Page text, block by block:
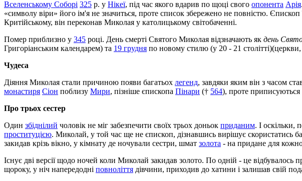
Вселенському Соборі 325 р. у Нікеї, під час якого вдарив по щоці свого опонента Арія
«символу віри» його ім'я не значиться, проте список збережено не повністю. Єпископ
Критійському, він переконав Миколая у католицькому світобаченні.
Помер приблизно у 345 році. День смерті Святого Миколая відзначають як день
Григоріанським календарем) та 19 грудня по новому стилю (у 20 - 21
Чудеса
Діяння Миколая стали причиною появи багатьох легенд, завдяки яким він з часом
монастиря Сіон поблизу Мири, пізніше єпископа Пінари († 564), проте
Про трьох сестер
Один збіднілий чоловік не міг забезпечити своїх трьох доньок приданим. І оскільки,
проституцією. Миколай, у той час ще не єпископ, дізнавшись вирішує скористатись
закидав крізь вікно, у кімнату де ночували сестри, шмат золота - на придане для
Існує дві версії щодо ночей коли Миколай закидав золото. По одній - це
щороку, у ніч напередодні повноліття дівчини, приходив до хатини і залишав свій